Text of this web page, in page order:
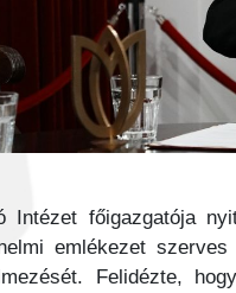
főigazgatója
emlékezet
Felidézte,